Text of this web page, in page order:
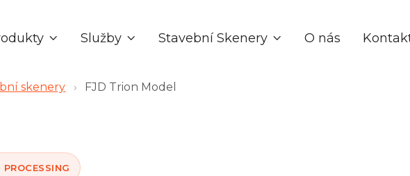
 Služby  Stavební Skenery  O nás
skenery › FJD Trion Model